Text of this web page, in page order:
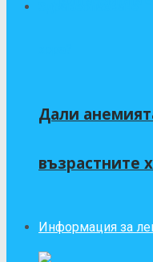
Дали
възрастните
Информация за